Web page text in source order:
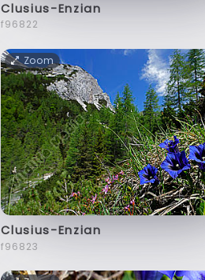
Clusius-Enzian
f96822
Zoom
Clusius-Enzian
f96823